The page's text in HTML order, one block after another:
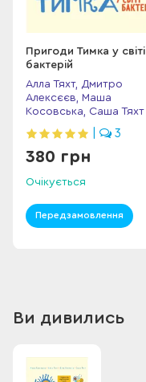
Пригоди Тимка у світі
бактерій
Алла Тяхт, Дмитро
Алексєєв, Маша
Косовська, Саша Тяхт
3
380 грн
Очікується
Передзамовлення
Ви дивились